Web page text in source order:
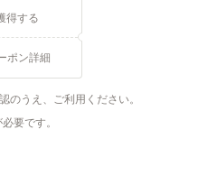
得する
ポン詳細
のうえ、ご利用ください。
要です。